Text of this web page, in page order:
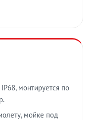
монтируется по
мойке под